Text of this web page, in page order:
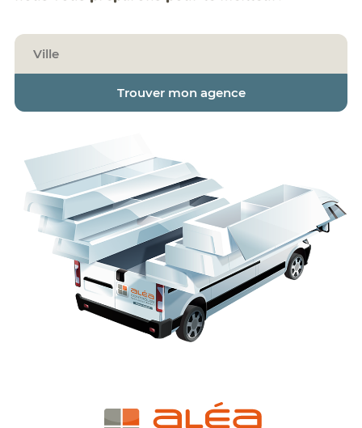
Trouver mon agence